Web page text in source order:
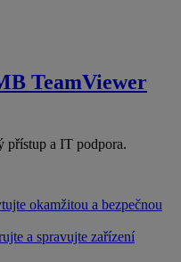
TeamViewer
přístup a IT podpora.
okamžitou a bezpečnou
a spravujte zařízení